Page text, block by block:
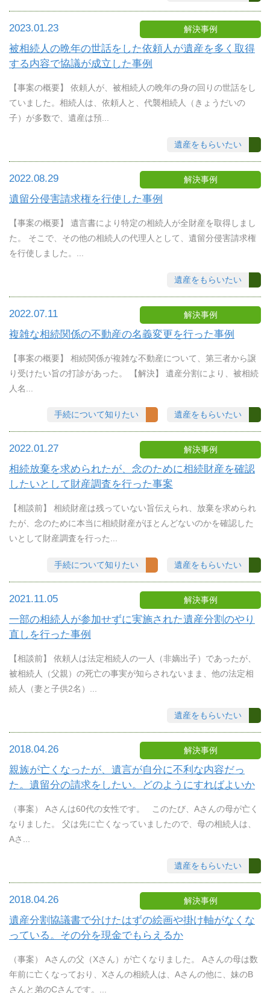
2023.01.23 解決事例
被相続人の晩年の世話をした依頼人が遺産を多く取得
する内容で協議が成立した事例
【事案の概要】 依頼人が、被相続人の晩年の身の回りの世話をし
ていました。相続人は、依頼人と、代襲相続人（きょうだいの
子）が多数で、遺産は預...
遺産をもらいたい
2022.08.29 解決事例
遺留分侵害請求権を行使した事例
【事案の概要】 遺言書により特定の相続人が全財産を取得しまし
た。 そこで、その他の相続人の代理人として、遺留分侵害請求権
を行使しました。...
遺産をもらいたい
2022.07.11 解決事例
複雑な相続関係の不動産の名義変更を行った事例
【事案の概要】 相続関係が複雑な不動産について、第三者から譲
り受けたい旨の打診があった。 【解決】 遺産分割により、被相続
人名...
手続について知りたい 遺産をもらいたい
2022.01.27 解決事例
相続放棄を求められたが、念のために相続財産を確認
したいとして財産調査を行った事案
【相談前】 相続財産は残っていない旨伝えられ、放棄を求められ
たが、念のために本当に相続財産がほとんどないのかを確認した
いとして財産調査を行った...
手続について知りたい 遺産をもらいたい
2021.11.05 解決事例
一部の相続人が参加せずに実施された遺産分割のやり
直しを行った事例
【相談前】 依頼人は法定相続人の一人（非嫡出子）であったが、
被相続人（父親）の死亡の事実が知らされないまま、他の法定相
続人（妻と子供2名）...
遺産をもらいたい
2018.04.26 解決事例
親族が亡くなったが、遺言が自分に不利な内容だっ
た。遺留分の請求をしたい。どのようにすればよいか
（事案） Aさんは60代の女性です。 このたび、Aさんの母が亡く
なりました。 父は先に亡くなっていましたので、母の相続人は、
Aさ...
遺産をもらいたい
2018.04.26 解決事例
遺産分割協議書で分けたはずの絵画や掛け軸がなくな
っている。その分を現金でもらえるか
（事案） Aさんの父（Xさん）が亡くなりました。 Aさんの母は数
年前に亡くなっており、Xさんの相続人は、Aさんの他に、妹のB
さんと弟のCさんです。...